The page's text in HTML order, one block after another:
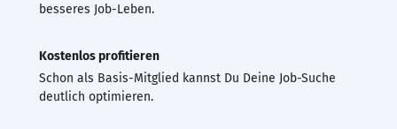
besseres Job-Leben.
Kostenlos profitieren
Schon als Basis-Mitglied kannst Du Deine Job-Suche
deutlich optimieren.